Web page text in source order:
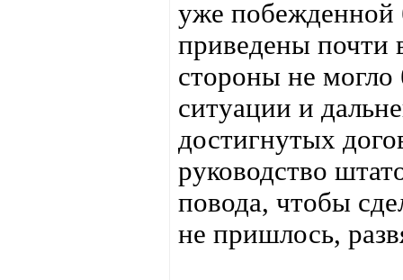
уже побежденной
приведены почти
стороны не могло
ситуации и
достигнутых
руководство
повода, чтобы
не пришлось,